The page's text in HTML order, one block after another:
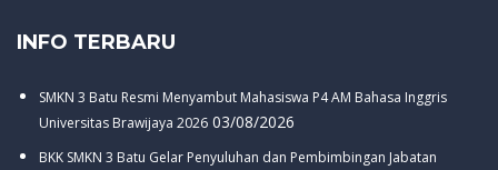
INFO TERBARU
SMKN 3 Batu Resmi Menyambut Mahasiswa P4 AM Bahasa Inggris
Universitas Brawijaya 2026 03/08/2026
BKK SMKN 3 Batu Gelar Penyuluhan dan Pembimbingan Jabatan